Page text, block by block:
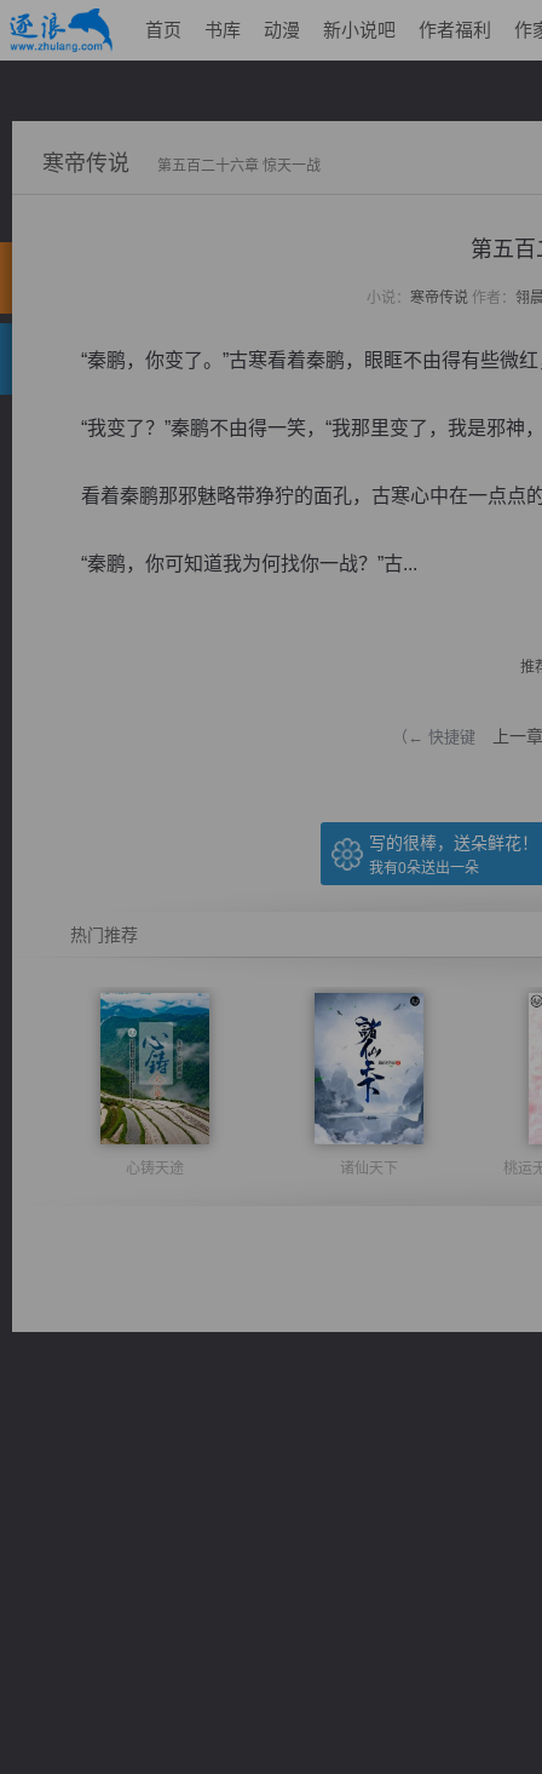
首页 书库 动漫 新小说吧 作者福利 作
寒帝传说 第五百二十六章 惊天一战
第五百
小说： 寒帝传说作者： 翎
“秦鹏，你变了。”古寒看着秦鹏，眼眶不由得有些微
“我变了？”秦鹏不由得一笑，“我那里变了，我是邪神
看着秦鹏那邪魅略带狰狞的面孔，古寒心中在一点点
“秦鹏，你可知道我为何找你一战？”古...
推
（← 快捷键 上一章
写的很棒，送朵鲜花！
我有0朵送出一朵
热门推荐
心铸天途 诸仙天下 桃运